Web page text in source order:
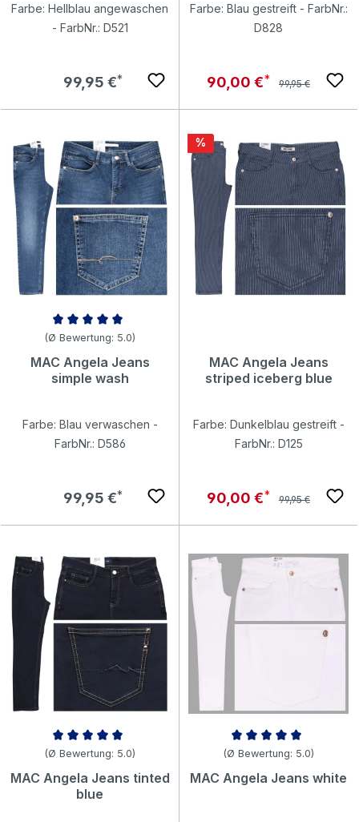
Farbe: Hellblau angewaschen
- FarbNr.: D521
Regulärer Preis:
99,95 €
Farbe: Blau gestreift - FarbNr.:
D828
Verkaufspreis:
90,00 € Regulärer Preis:
99,95 €
Durchschnittliche Bewertung von 5 von 5 Sternen
(Ø Bewertung: 5.0)
MAC Angela Jeans
simple wash
Farbe: Blau verwaschen -
FarbNr.: D586
Regulärer Preis:
99,95 €
Rabatt
%
MAC Angela Jeans
striped iceberg blue
Farbe: Dunkelblau gestreift -
FarbNr.: D125
Verkaufspreis:
90,00 € Regulärer Preis:
99,95 €
Durchschnittliche Bewertung von 4.96 von 5 Sternen
(Ø Bewertung: 5.0)
MAC Angela Jeans tinted
blue
Durchschnittliche Bewertung
(Ø Bewertung: 5.0)
MAC Angela Jeans white